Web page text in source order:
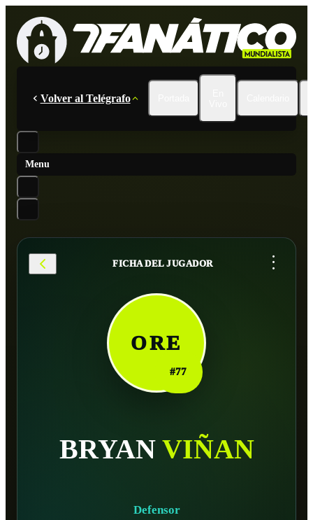
Volver al Telégrafo
Menu
FICHA DEL JUGADOR ...
ORE
#77
BRYAN VIÑAN
Defensor